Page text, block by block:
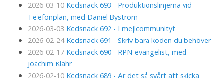
2026-03-10 Kodsnack 693 - Produktionslinjerna vid
Telefonplan, med Daniel Byström
2026-03-03 Kodsnack 692 - I mejlcommunityt
2026-02-24 Kodsnack 691 - Skriv bara koden du behöver
2026-02-17 Kodsnack 690 - RPN-evangelist, med
Joachim Klahr
2026-02-10 Kodsnack 689 - Är det så svårt att skicka